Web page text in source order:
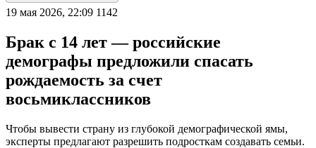
19 мая 2026, 22:09 1142
Брак с 14 лет — российские
демографы предложили спасать
рождаемость за счет
восьмиклассников
Чтобы вывести страну из глубокой демографической ямы,
эксперты предлагают разрешить подросткам создавать семьи.